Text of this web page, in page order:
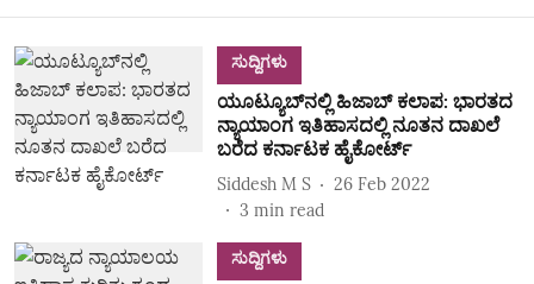
ಸುದ್ದಿಗಳು
ಯೂಟ್ಯೂಬ್‌ನಲ್ಲಿ ಹಿಜಾಬ್ ಕಲಾಪ: ಭಾರತದ
ನ್ಯಾಯಾಂಗ ಇತಿಹಾಸದಲ್ಲಿ ನೂತನ ದಾಖಲೆ
ಬರೆದ ಕರ್ನಾಟಕ ಹೈಕೋರ್ಟ್‌
Siddesh M S
26 Feb 2022
3 min read
ಸುದ್ದಿಗಳು